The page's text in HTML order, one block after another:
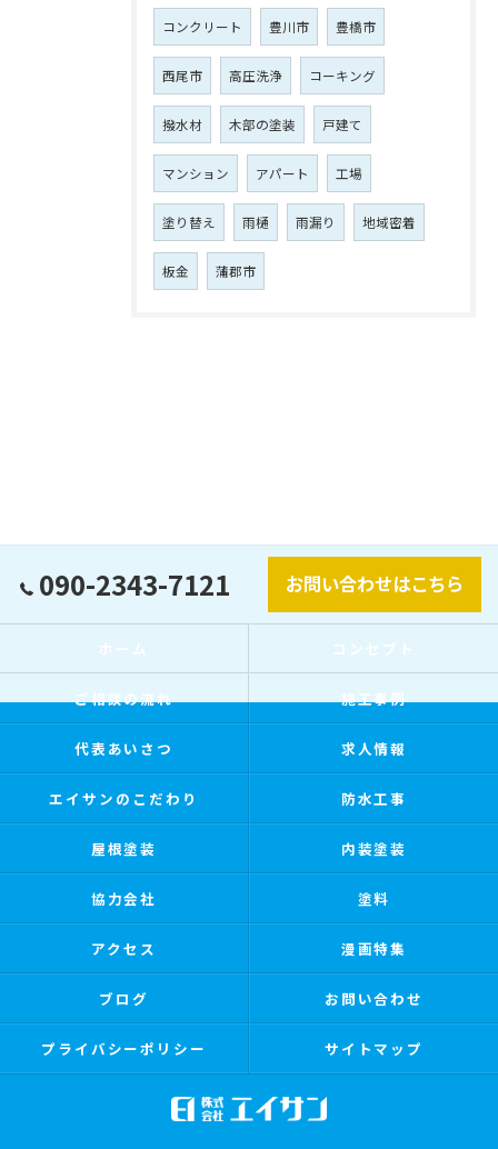
コンクリート 豊川市 豊橋市
西尾市 高圧洗浄 コーキング
撥水材 木部の塗装 戸建て
マンション アパート 工場
塗り替え 雨樋 雨漏り 地域密着
板金 蒲郡市
090-2343-7121 お問い合わせはこちら
ホーム コンセプト
ご相談の流れ 施工事例
代表あいさつ 求人情報
エイサンのこだわり 防水工事
屋根塗装 内装塗装
協力会社 塗料
アクセス 漫画特集
ブログ お問い合わせ
プライバシーポリシー サイトマップ